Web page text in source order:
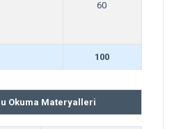
60
100
Okuma Materyalleri